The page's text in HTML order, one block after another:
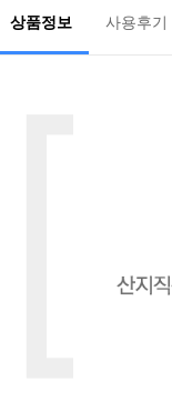
상품정보 사용후기